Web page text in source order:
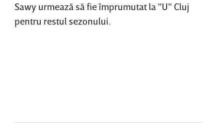
Sawy urmează să fie împrumutat la "U" Cluj
pentru restul sezonului.